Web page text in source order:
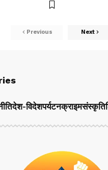
Previous Next
देश-विदेशपर्यटनक्राइमसंस्कृति